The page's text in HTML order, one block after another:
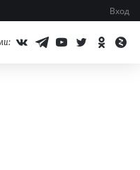
Вход